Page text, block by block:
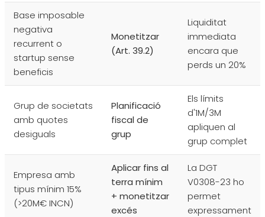
Base imposable
negativa
recurrent o
startup sense
beneficis
Monetitzar
(Art. 39.2)
Liquiditat
immediata
encara que
perds un 20%
Grup de societats
amb quotes
desiguals
Planificació
fiscal de
grup
Els límits
d'1M/3M
apliquen al
grup complet
Empresa amb
tipus mínim 15%
(>20M€ INCN)
Aplicar fins al
terra mínim
+ monetitzar
excés
La DGT
V0308-23 ho
permet
expressament